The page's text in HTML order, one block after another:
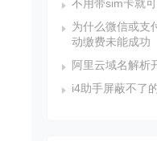
不用带sim卡就
为什么微信或支
动缴费未能成功
阿里云域名解析
i4助手屏蔽不了